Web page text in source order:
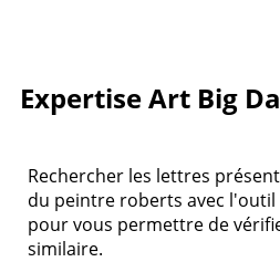
Expertise Art Big
Rechercher les lettres
du peintre roberts avec l'outil
pour vous permettre de
similaire.